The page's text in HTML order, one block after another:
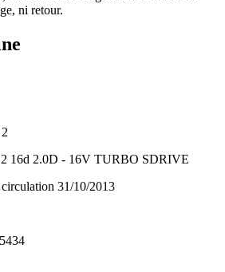
ni retour.
16d 2.0D - 16V TURBO SDRIVE
circulation 31/10/2013